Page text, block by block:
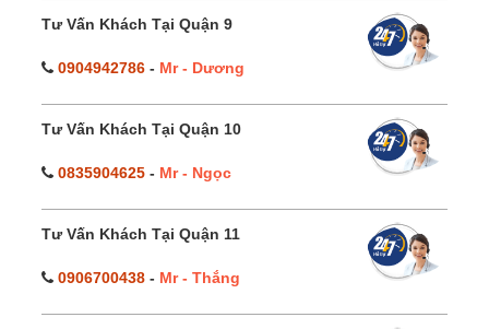
Tư Vấn Khách Tại Quận 9
0904942786 - Mr - Dương
Tư Vấn Khách Tại Quận 10
0835904625 - Mr - Ngọc
Tư Vấn Khách Tại Quận 11
0906700438 - Mr - Thắng